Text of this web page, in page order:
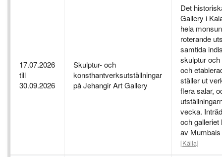
17.07.2026
till
30.09.2026
Skulptur- och
konsthantverksutställningar
på Jehangir Art Gallery
Det
Gallery i
hela
roterande
samtida
skulptur
och
ställer ut
flera salar,
vecka.
och galleriet
av
[Källa]